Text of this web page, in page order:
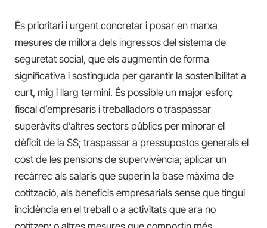
És prioritari i urgent concretar i posar en marxa
mesures de millora dels ingressos del sistema de
seguretat social, que els augmentin de forma
significativa i sostinguda per garantir la sostenibilitat a
curt, mig i llarg termini. És possible un major esforç
fiscal d’empresaris i treballadors o traspassar
superàvits d’altres sectors públics per minorar el
dèficit de la SS; traspassar a pressupostos generals el
cost de les pensions de supervivència; aplicar un
recàrrec als salaris que superin la base màxima de
cotització, als beneficis empresarials sense que tingui
incidència en el treball o a activitats que ara no